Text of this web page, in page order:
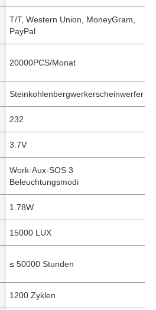
T/T, Western Union, MoneyGram,
PayPal
20000PCS/Monat
Steinkohlenbergwerkerscheinwerfer
232
3.7V
Work-Aux-SOS 3
Beleuchtungsmodi
1.78W
15000 LUX
≤ 50000 Stunden
1200 Zyklen